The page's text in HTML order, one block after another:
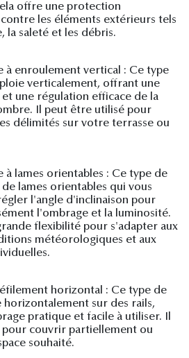
offre une protection
les éléments extérieurs tels
la saleté et les débris.
à enroulement vertical : Ce type
verticalement, offrant une
une régulation efficace de la
Il peut être utilisé pour
délimités sur votre terrasse ou
à lames orientables : Ce type de
lames orientables qui vous
l'angle d'inclinaison pour
l'ombrage et la luminosité.
flexibilité pour s'adapter aux
météorologiques et aux
horizontal : Ce type de
horizontalement sur des rails,
pratique et facile à utiliser. Il
pour couvrir partiellement ou
souhaité.